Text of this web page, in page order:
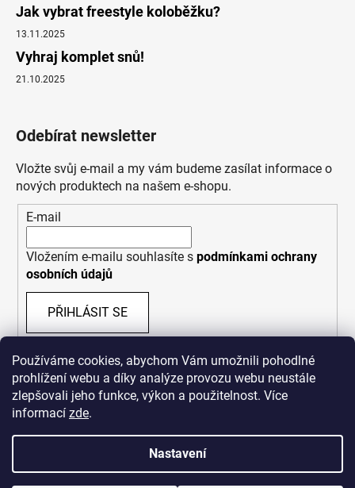
Používáme cookies, abychom Vám umožnili pohodlné
prohlížení webu a díky analýze provozu webu neustále
zlepšovali jeho funkce, výkon a použitelnost. Více
informací zde.
Nastavení
Jak vybrat freestyle koloběžku?
13.11.2025
Vyhraj komplet snů!
21.10.2025
Odebírat newsletter
Vložte svůj e-mail a my vám budeme zasílat informace o
nových produktech na našem e-shopu.
E-mail
Vložením e-mailu souhlasíte s podmínkami ochrany
osobních údajů
PŘIHLÁSIT SE